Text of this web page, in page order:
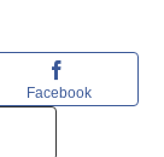
Facebook